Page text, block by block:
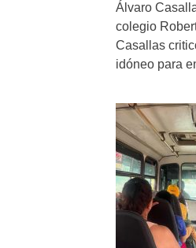
Álvaro
colegio
Casallas
idóneo para